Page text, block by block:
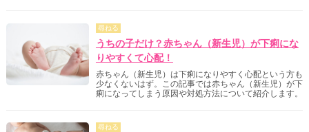
尋ねる
うちの子だけ？赤ちゃん（新生児）が下痢にな
りやすくて心配！
赤ちゃん（新生児）は下痢になりやすく心配という方も
少なくないはず。この記事では赤ちゃん（新生児）が下
痢になってしまう原因や対処方法について紹介します。
尋ねる